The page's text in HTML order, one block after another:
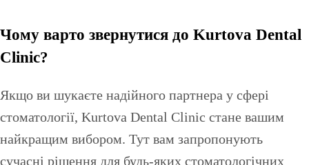
Чому варто звернутися до Kurtova Dental
Clinic?
Якщо ви шукаєте надійного партнера у сфері
стоматології, Kurtova Dental Clinic стане вашим
найкращим вибором. Тут вам запропонують
сучасні рішення для будь-яких стоматологічних